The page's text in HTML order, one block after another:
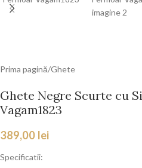
Prima pagină/Ghete
Ghete Negre Scurte cu
Vagam1823
389,00 lei
Specificatii: